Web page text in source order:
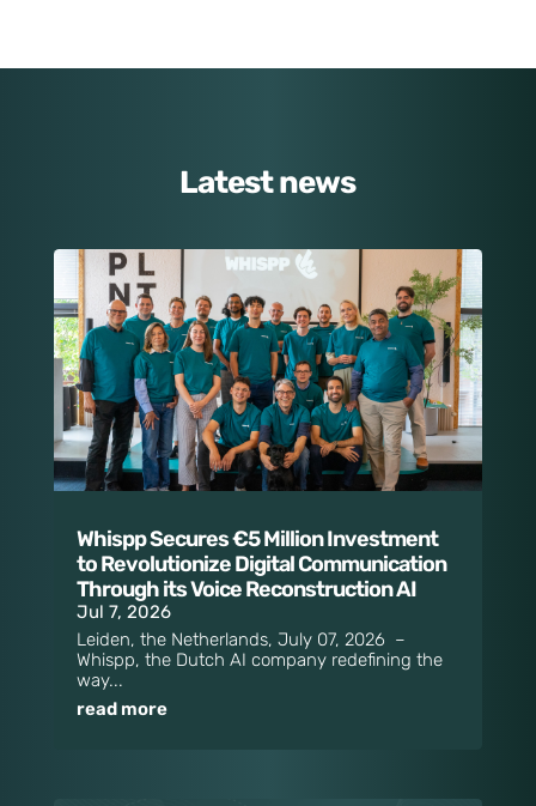
Latest news
Whispp Secures €5 Million Investment
to Revolutionize Digital Communication
Through its Voice Reconstruction AI
Jul 7, 2026
Leiden, the Netherlands, July 07, 2026 –
Whispp, the Dutch AI company redefining the
way...
read more